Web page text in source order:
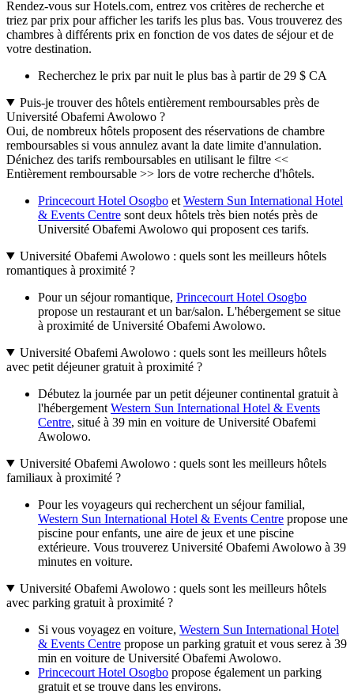
Rendez-vous sur Hotels.com, entrez vos critères de recherche et
triez par prix pour afficher les tarifs les plus bas. Vous trouverez des
chambres à différents prix en fonction de vos dates de séjour et de
votre destination.
Recherchez le prix par nuit le plus bas à partir de 29 $ CA
Puis-je trouver des hôtels entièrement remboursables près de
Université Obafemi Awolowo ?
Oui, de nombreux hôtels proposent des réservations de chambre
remboursables si vous annulez avant la date limite d'annulation.
Dénichez des tarifs remboursables en utilisant le filtre <<
Entièrement remboursable >> lors de votre recherche d'hôtels.
Princecourt Hotel Osogbo et Western Sun International Hotel
& Events Centre sont deux hôtels très bien notés près de
Université Obafemi Awolowo qui proposent ces tarifs.
Université Obafemi Awolowo : quels sont les meilleurs hôtels
romantiques à proximité ?
Pour un séjour romantique, Princecourt Hotel Osogbo
propose un restaurant et un bar/salon. L'hébergement se situe
à proximité de Université Obafemi Awolowo.
Université Obafemi Awolowo : quels sont les meilleurs hôtels
avec petit déjeuner gratuit à proximité ?
Débutez la journée par un petit déjeuner continental gratuit à
l'hébergement Western Sun International Hotel & Events
Centre, situé à 39 min en voiture de Université Obafemi
Awolowo.
Université Obafemi Awolowo : quels sont les meilleurs hôtels
familiaux à proximité ?
Pour les voyageurs qui recherchent un séjour familial,
Western Sun International Hotel & Events Centre propose une
piscine pour enfants, une aire de jeux et une piscine
extérieure. Vous trouverez Université Obafemi Awolowo à 39
minutes en voiture.
Université Obafemi Awolowo : quels sont les meilleurs hôtels
avec parking gratuit à proximité ?
Si vous voyagez en voiture, Western Sun International Hotel
& Events Centre propose un parking gratuit et vous serez à 39
min en voiture de Université Obafemi Awolowo.
Princecourt Hotel Osogbo propose également un parking
gratuit et se trouve dans les environs.